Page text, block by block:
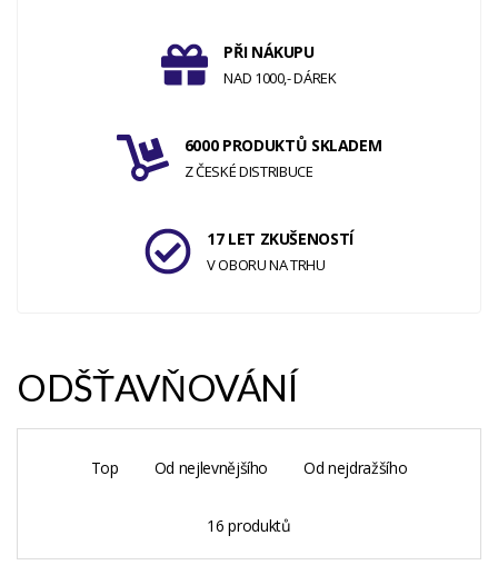
PŘI NÁKUPU
NAD 1000,- DÁREK
6000 PRODUKTŮ SKLADEM
Z ČESKÉ DISTRIBUCE
17 LET ZKUŠENOSTÍ
V OBORU NA TRHU
ODŠŤAVŇOVÁNÍ
Top Od nejlevnějšího Od nejdražšího
16 produktů